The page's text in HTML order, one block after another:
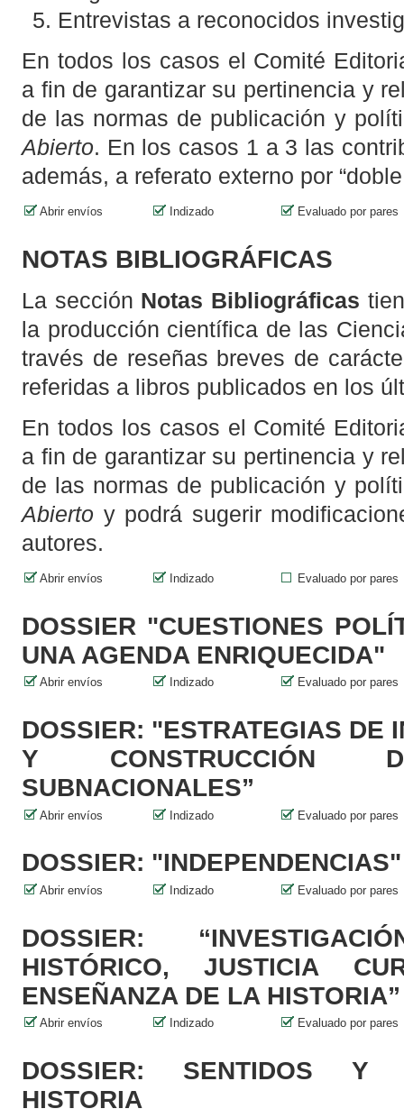
Entrevistas a reconocidos
En todos los casos el Comité
a fin de garantizar su pertinencia y
de las normas de publicación y
Abierto. En los casos 1 a 3 las
además, a referato externo por
Abrir envíos Indizado Evaluado por pares
NOTAS BIBLIOGRÁFICAS
La sección Notas Bibliográficas
la producción científica de las
través de reseñas breves de
referidas a libros publicados en los
En todos los casos el Comité
a fin de garantizar su pertinencia y
de las normas de publicación y
Abierto y podrá sugerir
autores.
Abrir envíos Indizado Evaluado por pares
DOSSIER "CUESTIONES
UNA AGENDA ENRIQUECIDA"
Abrir envíos Indizado Evaluado por pares
DOSSIER: "ESTRATEGIAS DE
Y CONSTRUCCIÓN
SUBNACIONALES”
Abrir envíos Indizado Evaluado por pares
DOSSIER: "INDEPENDENCIAS"
Abrir envíos Indizado Evaluado por pares
DOSSIER:
HISTÓRICO, JUSTICIA
ENSEÑANZA DE LA HISTORIA”
Abrir envíos Indizado Evaluado por pares
DOSSIER: SENTIDOS Y
HISTORIA